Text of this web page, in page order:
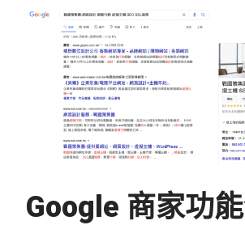
Google 商家功